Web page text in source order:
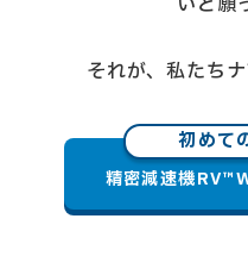
それが、私たち
初めて
精密減速機